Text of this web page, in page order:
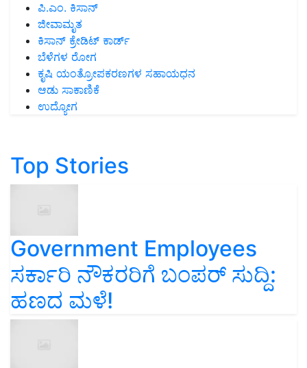
ಪಿ.ಎಂ. ಕಿಸಾನ್
ಜೀವಾಮೃತ
ಕಿಸಾನ್ ಕ್ರೇಡಿಟ್ ಕಾರ್ಡ್
ಬೆಳೆಗಳ ರೋಗ
ಕೃಷಿ ಯಂತ್ರೋಪಕರಣಗಳ ಸಹಾಯಧನ
ಆಡು ಸಾಕಾಣಿಕೆ
ಉದ್ಯೋಗ
Top Stories
Government Employees
ಸರ್ಕಾರಿ ನೌಕರರಿಗೆ ಬಂಪರ್‌ ಸುದ್ದಿ:
ಹಣದ ಮಳೆ!